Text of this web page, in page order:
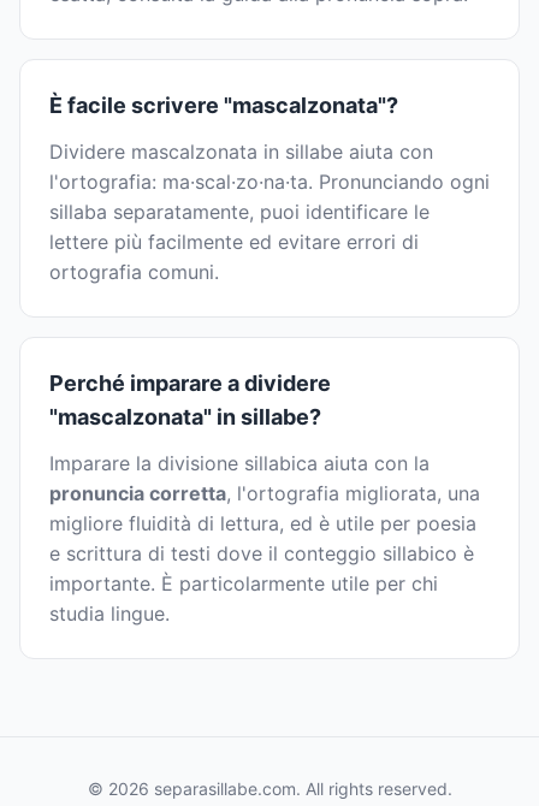
È facile scrivere "mascalzonata"?
Dividere mascalzonata in sillabe aiuta con
l'ortografia: ma·scal·zo·na·ta. Pronunciando ogni
sillaba separatamente, puoi identificare le
lettere più facilmente ed evitare errori di
ortografia comuni.
Perché imparare a dividere
"mascalzonata" in sillabe?
Imparare la divisione sillabica aiuta con la
pronuncia corretta, l'ortografia migliorata, una
migliore fluidità di lettura, ed è utile per poesia
e scrittura di testi dove il conteggio sillabico è
importante. È particolarmente utile per chi
studia lingue.
© 2026 separasillabe.com. All rights reserved.